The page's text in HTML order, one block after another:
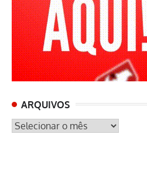
ARQUIVOS
ARQUIVOS